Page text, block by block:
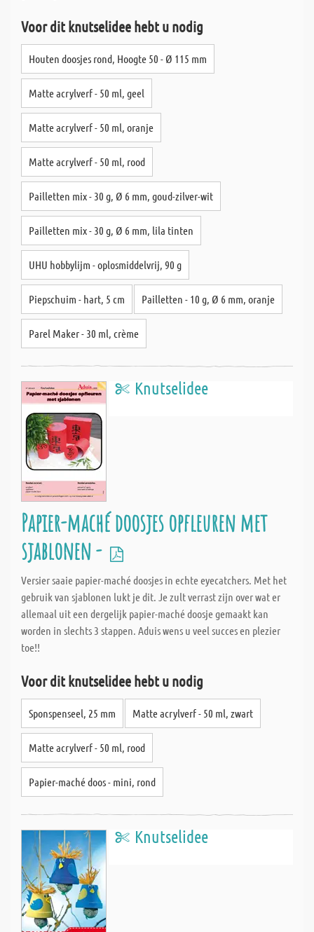
Voor dit knutselidee hebt u nodig
Houten doosjes rond, Hoogte 50 - Ø 115 mm
Matte acrylverf - 50 ml, geel
Matte acrylverf - 50 ml, oranje
Matte acrylverf - 50 ml, rood
Pailletten mix - 30 g, Ø 6 mm, goud-zilver-wit
Pailletten mix - 30 g, Ø 6 mm, lila tinten
UHU hobbylijm - oplosmiddelvrij, 90 g
Piepschuim - hart, 5 cm Pailletten - 10 g, Ø 6 mm, oranje
Parel Maker - 30 ml, crème
Knutselidee
Papier-maché doosjes opfleuren met
sjablonen -
Versier saaie papier-maché doosjes in echte eyecatchers. Met het
gebruik van sjablonen lukt je dit. Je zult verrast zijn over wat er
allemaal uit een dergelijk papier-maché doosje gemaakt kan
worden in slechts 3 stappen. Aduis wens u veel succes en plezier
toe!!
Voor dit knutselidee hebt u nodig
Sponspenseel, 25 mm Matte acrylverf - 50 ml, zwart
Matte acrylverf - 50 ml, rood
Papier-maché doos - mini, rond
Knutselidee